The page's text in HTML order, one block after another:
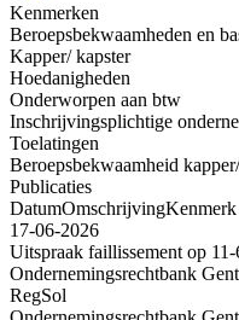
Kenmerken
Beroepsbekwaamheden en
Kapper/ kapster
Hoedanigheden
Onderworpen aan btw
Inschrijvingsplichtige
Toelatingen
Beroepsbekwaamheid
Publicaties
DatumOmschrijvingKenmerk
17-06-2026
Uitspraak faillissement op
Ondernemingsrechtbank
RegSol